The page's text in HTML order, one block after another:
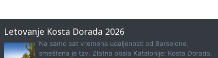
Letovanje Kosta Dorada 2026
Na samo sat vremena udaljenosti od Barselone,
smeštena je tzv. Zlatna obala Katalonije: Kosta Dorada.